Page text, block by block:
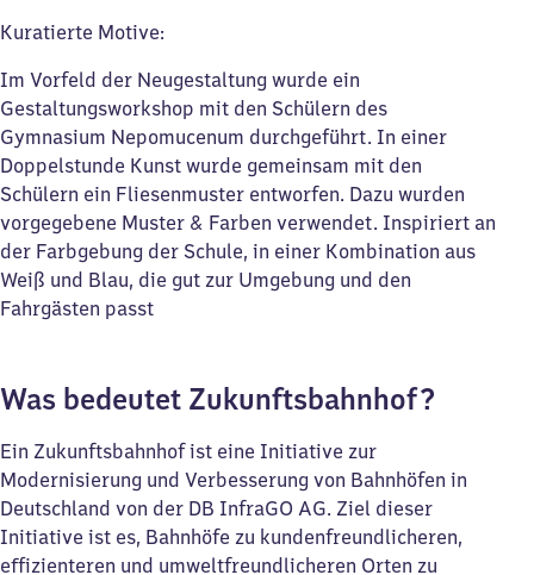
Kuratierte Motive:
Im Vorfeld der Neugestaltung wurde ein
Gestaltungsworkshop mit den Schülern des
Gymnasium Nepomucenum ​durchgeführt. In einer
Doppelstunde Kunst wurde gemeinsam mit den
Schülern ein Fliesenmuster entworfen. Dazu wurden
vorgegebene Muster & Farben verwendet. Inspiriert an
der Farbgebung der Schule​, in einer Kombination aus
Weiß und Blau, die gut zur Umgebung und den
Fahrgästen passt​
Was bedeutet Zukunftsbahnhof?
Ein Zukunftsbahnhof ist eine Initiative zur
Modernisierung und Verbesserung von Bahnhöfen in
Deutschland von der DB InfraGO AG. Ziel dieser
Initiative ist es, Bahnhöfe zu kundenfreundlicheren,
effizienteren und umweltfreundlicheren Orten zu